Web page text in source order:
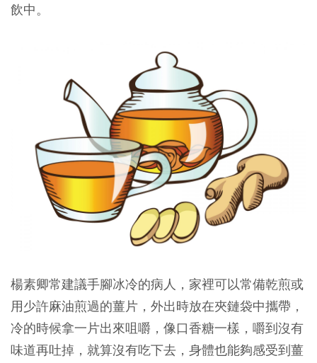
飲中。
楊素卿常建議手腳冰冷的病人，家裡可以常備乾煎或
用少許麻油煎過的薑片，外出時放在夾鏈袋中攜帶，
冷的時候拿一片出來咀嚼，像口香糖一樣，嚼到沒有
味道再吐掉，就算沒有吃下去，身體也能夠感受到薑